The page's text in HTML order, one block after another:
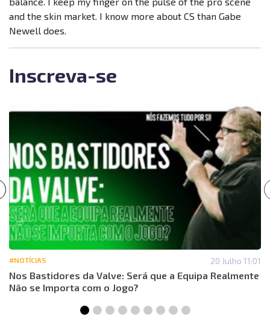
and the skin market. I know more about CS than Gabe
Newell does.
Inscreva-se
#NOTÍCIAS 20 Julho 11:01
Nos Bastidores da Valve: Será que a Equipa Realmente
Não se Importa com o Jogo?